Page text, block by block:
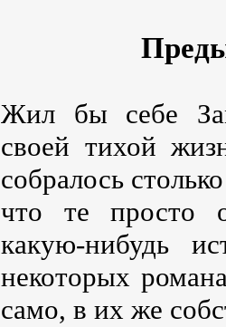
Жил бы себе
своей тихой
собралось
что те просто
какую-нибудь
некоторых
само, в их же